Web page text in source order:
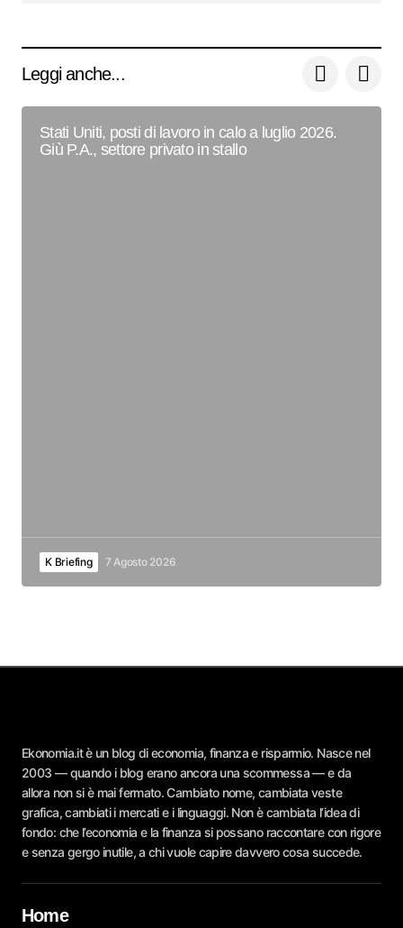
Leggi anche...
Stati Uniti, posti di lavoro in calo a luglio 2026.
Giù P.A., settore privato in stallo
K Briefing 7 Agosto 2026
Ekonomia.it è un blog di economia, finanza e risparmio. Nasce nel
2003 — quando i blog erano ancora una scommessa — e da
allora non si è mai fermato. Cambiato nome, cambiata veste
grafica, cambiati i mercati e i linguaggi. Non è cambiata l’idea di
fondo: che l’economia e la finanza si possano raccontare con rigore
e senza gergo inutile, a chi vuole capire davvero cosa succede.
Home